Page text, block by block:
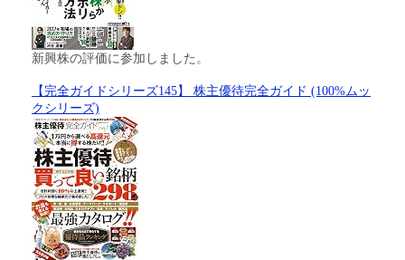
新興株の評価に参加しました。
【完全ガイドシリーズ145】 株主優待完全ガイド (100%ムッ
クシリーズ)